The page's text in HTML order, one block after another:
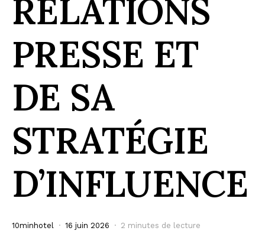
RELATIONS
PRESSE ET
DE SA
STRATÉGIE
D’INFLUENCE
10minhotel 16 juin 2026 2 minutes de lecture